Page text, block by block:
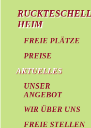
HEIM
FREIE PLÄTZE
PREISE
AKTUELLES
UNSER
ANGEBOT
WIR ÜBER UNS
FREIE STELLEN